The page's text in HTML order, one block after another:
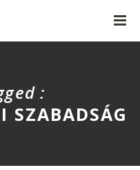
:
SZABADSÁG